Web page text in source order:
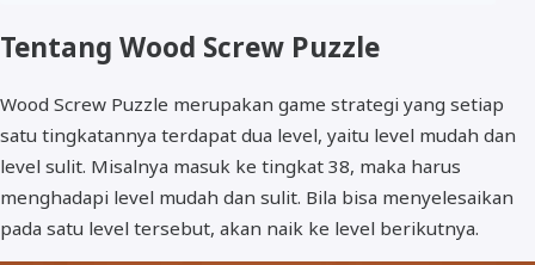
Tentang Wood Screw Puzzle
Wood Screw Puzzle merupakan game strategi yang setiap
satu tingkatannya terdapat dua level, yaitu level mudah dan
level sulit. Misalnya masuk ke tingkat 38, maka harus
menghadapi level mudah dan sulit. Bila bisa menyelesaikan
pada satu level tersebut, akan naik ke level berikutnya.